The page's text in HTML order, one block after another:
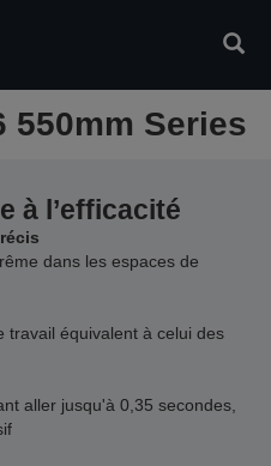
550mm Series
à l’efficacité
dans les espaces de
travail équivalent à celui des
aller jusqu'à 0,35 secondes,